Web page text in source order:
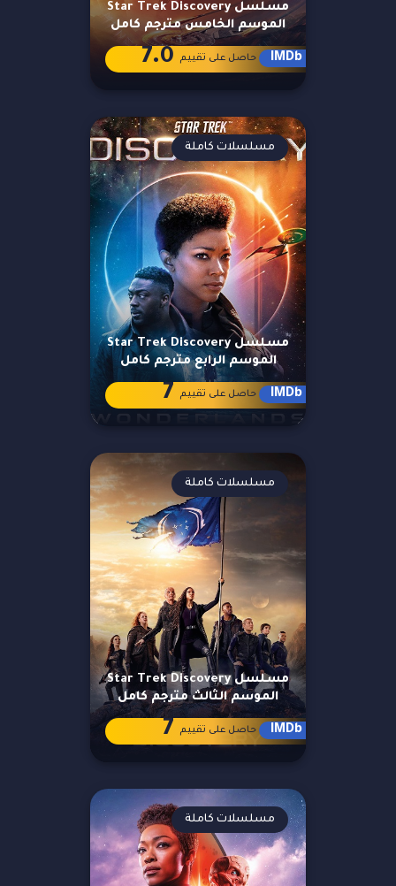
مسلسل Star Trek Discovery
الموسم الخامس مترجم كامل
IMDb حاصل على تقييم 7.0
مسلسل Star Trek Discovery
الموسم الرابع مترجم كامل
مسلسلات كاملة
IMDb حاصل على تقييم 7
مسلسل Star Trek Discovery
الموسم الثالث مترجم كامل
مسلسلات كاملة
IMDb حاصل على تقييم 7
مسلسلات كاملة